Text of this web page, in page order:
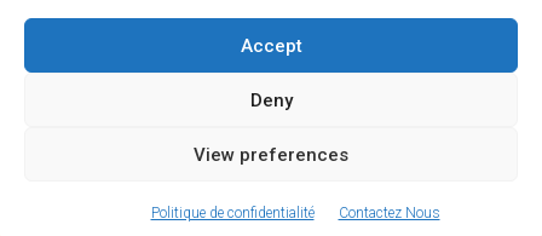
Accept
Deny
View preferences
Politique de confidentialité Contactez Nous
© Copyright Mountain Drop-offs Ltd 2016-2024
The new European Entry/Exit System is now in place.